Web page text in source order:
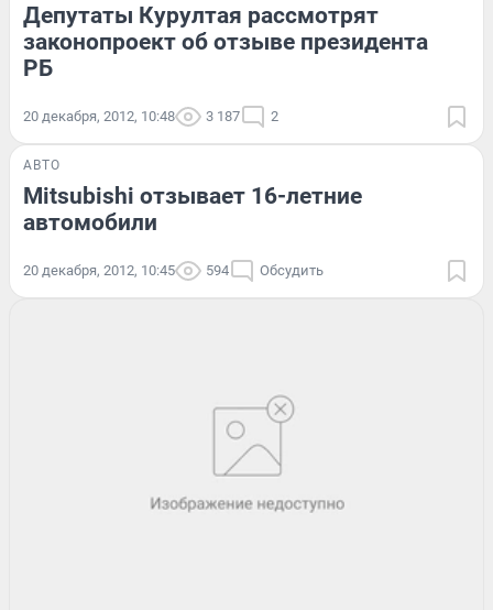
Депутаты Курултая рассмотрят
законопроект об отзыве президента
РБ
20 декабря, 2012, 10:48 3 187 2
АВТО
Mitsubishi отзывает 16-летние
автомобили
20 декабря, 2012, 10:45 594 Обсудить